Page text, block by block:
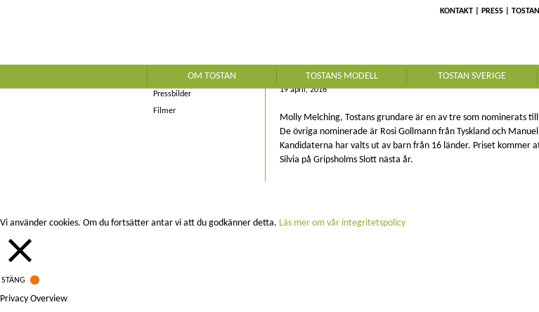
KONTAKT PRESS
OM TOSTAN TOSTANS MODELL TOSTAN SVERIGE
Pressbilder
Filmer
THE WORLD’S
19 april, 2016
Molly Melching, Tostans grundare är en av tre som nominerats
De övriga nominerade är Rosi Gollmann från Tyskland och
Kandidaterna har valts ut av barn från 16 länder. Priset kommer
Silvia på Gripsholms Slott nästa år.
Vi använder cookies. Om du fortsätter antar vi att du godkänner detta. Läs mer om vår integritetspolicy
STÄNG
Privacy Overview